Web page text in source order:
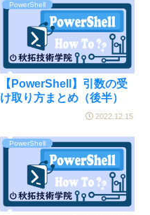
PowerShell
【PowerShell】引数の受
け取り方まとめ（後半）
2022.12.15
PowerShell